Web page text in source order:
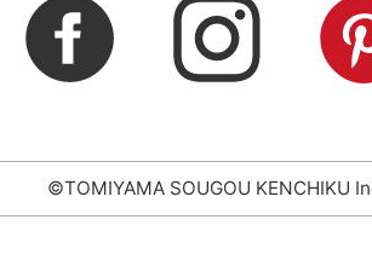
©TOMIYAMA SOUGOU KENCHIKU